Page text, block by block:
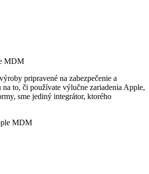
MDM
pripravené na zabezpečenie a
na to, či používate výlučne zariadenia Apple,
sme jediný integrátor, ktorého